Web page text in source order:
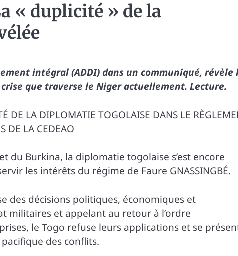
« duplicité » de la
intégral (ADDI) dans un communiqué, révèle
que traverse le Niger actuellement. Lecture.
DE LA DIPLOMATIE TOGOLAISE DANS LE
DE LA CEDEAO
du Burkina, la diplomatie togolaise s’est encore
les intérêts du régime de Faure GNASSINGBÉ.
des décisions politiques, économiques et
militaires et appelant au retour à l’ordre
le Togo refuse leurs applications et se
des conflits.